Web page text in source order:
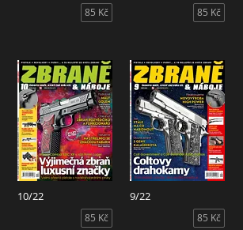
85 Kč 85 Kč
10/22
85 Kč
9/22
85 Kč